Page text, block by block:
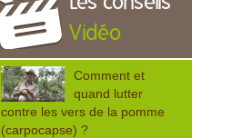
Vidéo
Comment et
quand lutter
contre les vers de la pomme
(carpocapse) ?